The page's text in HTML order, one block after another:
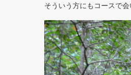
そういう方にもコースで会